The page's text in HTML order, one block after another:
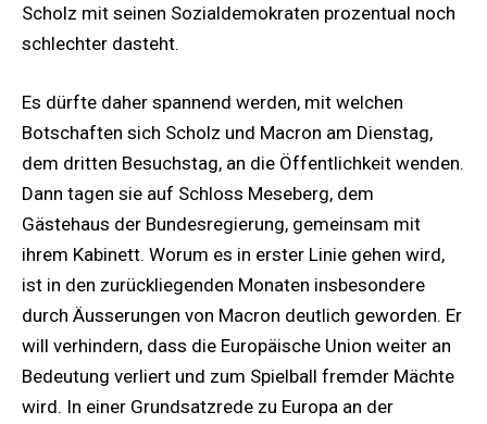
Scholz mit seinen Sozialdemokraten prozentual noch
schlechter dasteht.
Es dürfte daher spannend werden, mit welchen
Botschaften sich Scholz und Macron am Dienstag,
dem dritten Besuchstag, an die Öffentlichkeit wenden.
Dann tagen sie auf Schloss Meseberg, dem
Gästehaus der Bundesregierung, gemeinsam mit
ihrem Kabinett. Worum es in erster Linie gehen wird,
ist in den zurückliegenden Monaten insbesondere
durch Äusserungen von Macron deutlich geworden. Er
will verhindern, dass die Europäische Union weiter an
Bedeutung verliert und zum Spielball fremder Mächte
wird. In einer Grundsatzrede zu Europa an der